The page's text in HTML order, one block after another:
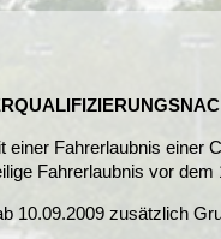
einer Fahrerlaubnis einer
Fahrerlaubnis vor dem
10.09.2009 zusätzlich